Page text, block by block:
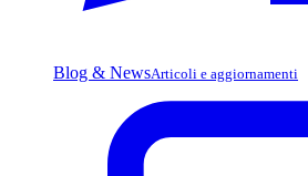
Blog & NewsArticoli e aggiornamenti